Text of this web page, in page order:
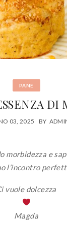
PANE
DI
03, 2025 BY
morbidezza e
l’incontro
vuole dolcezza
Magda